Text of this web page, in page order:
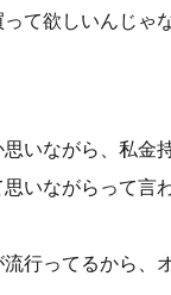
て欲しいんじゃ
いながら、私金
いながらって言
行ってるから、